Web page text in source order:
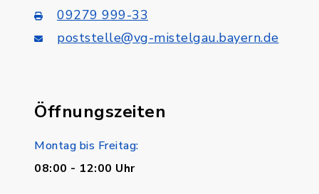
09279 999-33
poststelle@vg-mistelgau.bayern.de
Öffnungszeiten
Montag bis Freitag:
08:00 - 12:00 Uhr